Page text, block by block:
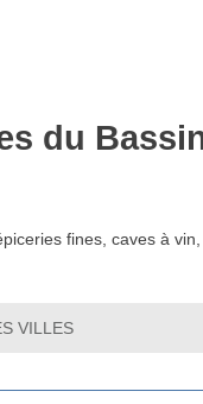
du
fines, caves à